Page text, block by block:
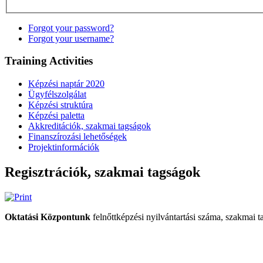
Forgot your password?
Forgot your username?
Training Activities
Képzési naptár 2020
Ügyfélszolgálat
Képzési struktúra
Képzési paletta
Akkreditációk, szakmai tagságok
Finanszírozási lehetőségek
Projektinformációk
Regisztrációk, szakmai tagságok
Oktatási Központunk felnőttképzési nyilvántartási száma, szakmai